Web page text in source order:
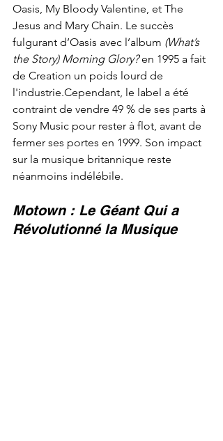
Oasis, My Bloody Valentine, et The
Jesus and Mary Chain. Le succès
fulgurant d’Oasis avec l’album (What’s
the Story) Morning Glory? en 1995 a fait
de Creation un poids lourd de
l'industrie.Cependant, le label a été
contraint de vendre 49 % de ses parts à
Sony Music pour rester à flot, avant de
fermer ses portes en 1999. Son impact
sur la musique britannique reste
néanmoins indélébile.
Motown : Le Géant Qui a
Révolutionné la Musique